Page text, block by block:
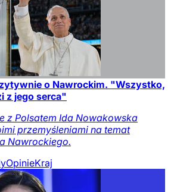
o Nawrockim. "Wszystko,
z jego serca"
z Polsatem Ida Nowakowska
przemyśleniami na temat
Nawrockiego.
OpinieKraj